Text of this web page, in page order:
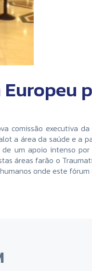
comissão executiva
a área da saúde e a
um apoio intenso
áreas farão o
onde este